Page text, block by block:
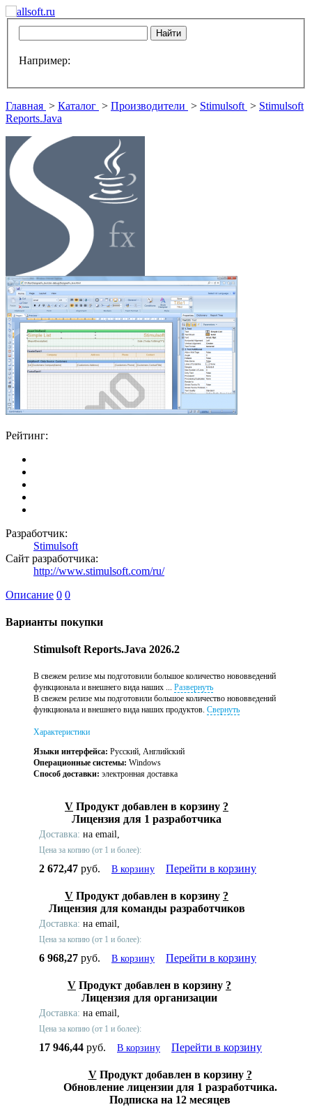
Например:
Главная > Каталог > Производители > Stimulsoft > Stimulsoft
Reports.Java
Рейтинг:
Разработчик:
Stimulsoft
Сайт разработчика:
http://www.stimulsoft.com/ru/
Описание 0 0
Варианты покупки
Stimulsoft Reports.Java 2026.2
В свежем релизе мы подготовили большое количество нововведений
функционала и внешнего вида наших ... Развернуть
В свежем релизе мы подготовили большое количество нововведений
функционала и внешнего вида наших продуктов. Свернуть
Характеристики
Языки интерфейса: Русский, Английский
Операционные системы: Windows
Способ доставки: электронная доставка
V Продукт добавлен в корзину ?
Лицензия для 1 разработчика
Доставка: на email,
Цена за копию (от 1 и более):
2 672,47 руб. В корзину Перейти в корзину
V Продукт добавлен в корзину ?
Лицензия для команды разработчиков
Доставка: на email,
Цена за копию (от 1 и более):
6 968,27 руб. В корзину Перейти в корзину
V Продукт добавлен в корзину ?
Лицензия для организации
Доставка: на email,
Цена за копию (от 1 и более):
17 946,44 руб. В корзину Перейти в корзину
V Продукт добавлен в корзину ?
Обновление лицензии для 1 разработчика.
Подписка на 12 месяцев